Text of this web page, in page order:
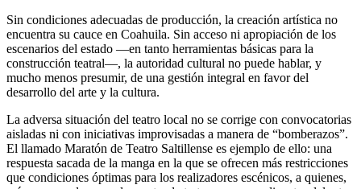
Sin condiciones adecuadas de producción, la creación artística no
encuentra su cauce en Coahuila. Sin acceso ni apropiación de los
escenarios del estado —en tanto herramientas básicas para la
construcción teatral—, la autoridad cultural no puede hablar, y
mucho menos presumir, de una gestión integral en favor del
desarrollo del arte y la cultura.
La adversa situación del teatro local no se corrige con convocatorias
aisladas ni con iniciativas improvisadas a manera de “bomberazos”.
El llamado Maratón de Teatro Saltillense es ejemplo de ello: una
respuesta sacada de la manga en la que se ofrecen más restricciones
que condiciones óptimas para los realizadores escénicos, a quienes,